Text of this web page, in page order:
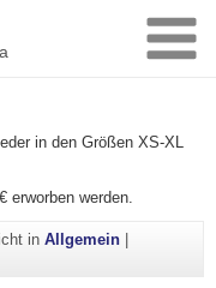
in den Größen XS-XL
erworben werden.
in Allgemein|